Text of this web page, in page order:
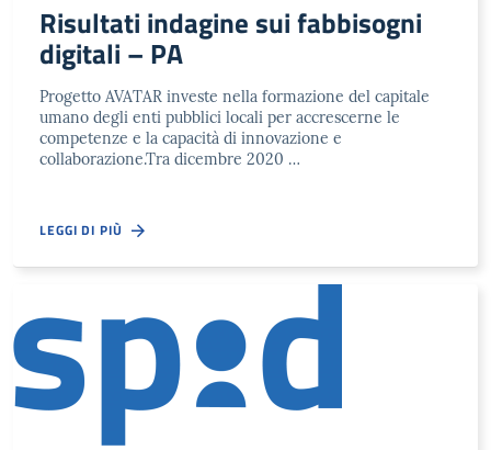
Risultati indagine sui fabbisogni
digitali – PA
Progetto AVATAR investe nella formazione del capitale
umano degli enti pubblici locali per accrescerne le
competenze e la capacità di innovazione e
collaborazione.Tra dicembre 2020 …
LEGGI DI PIÙ